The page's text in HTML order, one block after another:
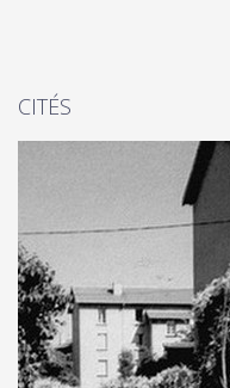
CITÉS